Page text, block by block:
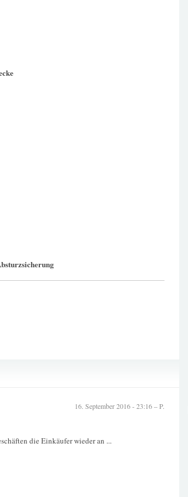
16. September 2016 - 23:16 – P.
die Einkäufer wieder an ...